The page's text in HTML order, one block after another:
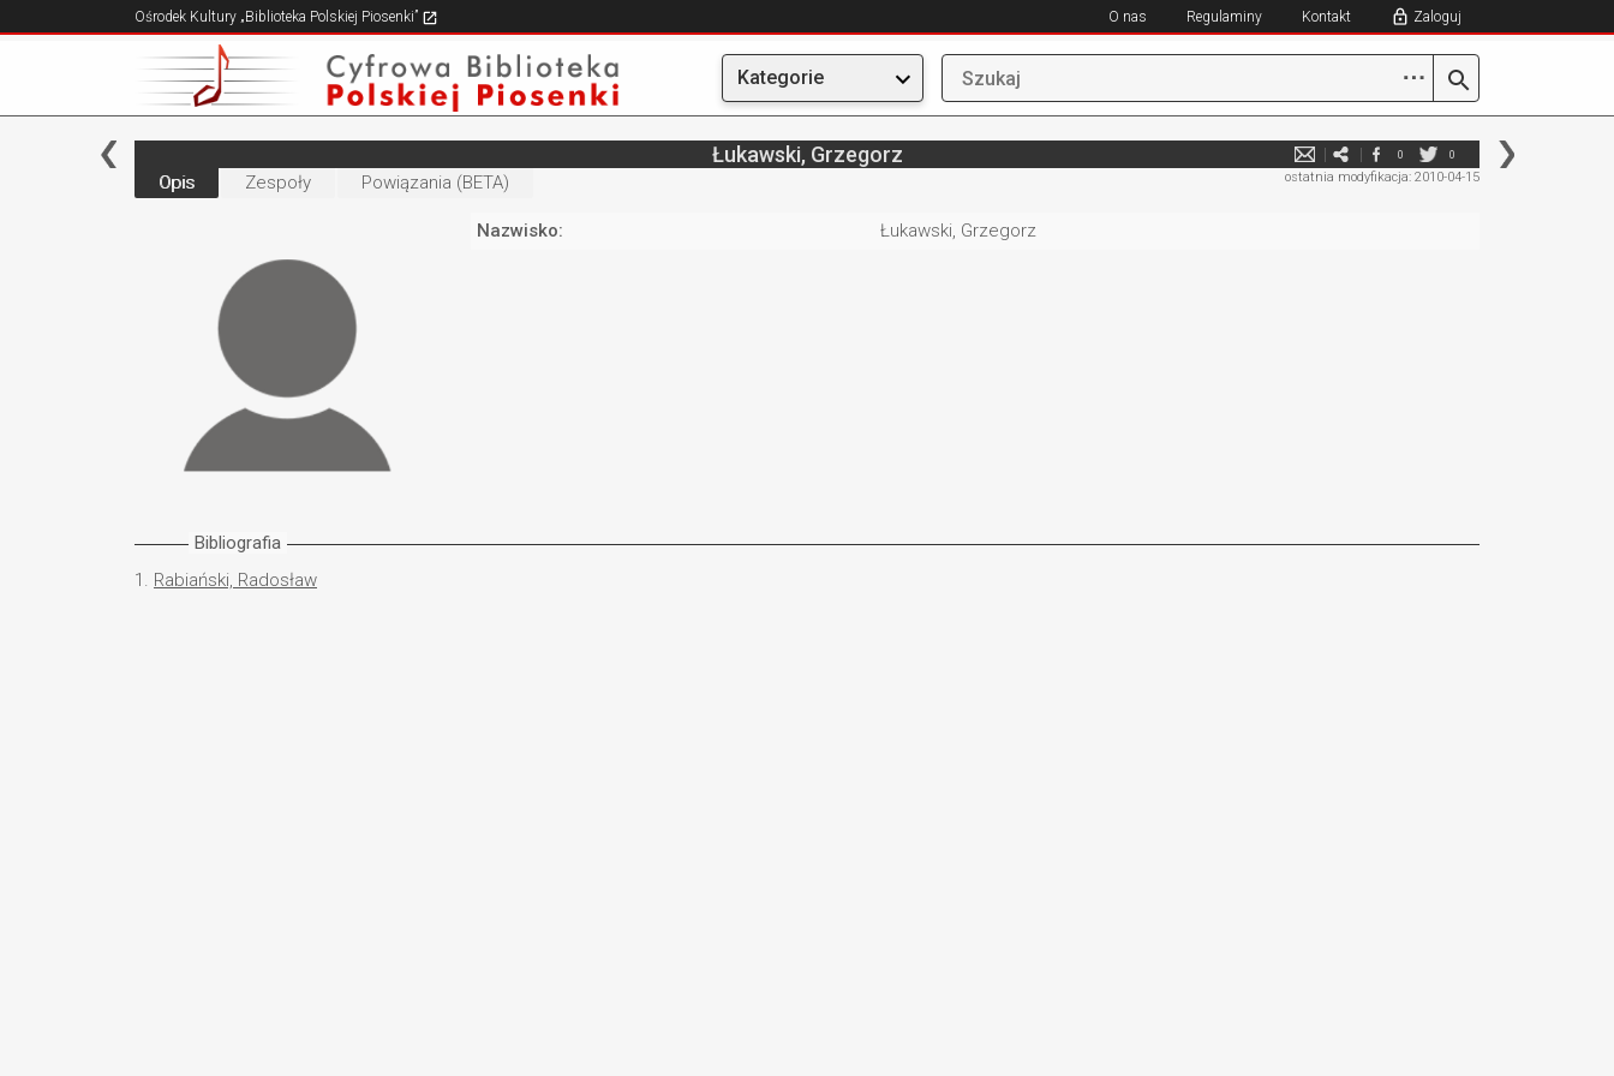
Ośrodek Kultury „Biblioteka Polskiej Piosenki” O nas Regulaminy Kontakt Zaloguj
Kategorie ⋯
Łukawski, Grzegorz 0 0
ostatnia modyfikacja: 2010-04-15
Opis Zespoły Powiązania (BETA)
Nazwisko: Łukawski, Grzegorz
Bibliografia
1. Rabiański, Radosław